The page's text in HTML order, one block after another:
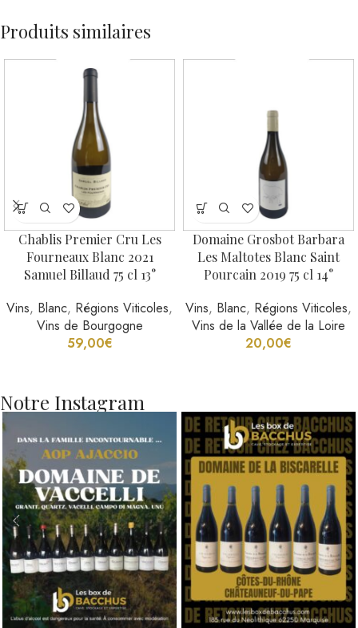
Produits similaires
Chablis Premier Cru Les
Fourneaux Blanc 2021
Samuel Billaud 75 cl 13°
Vins, Blanc, Régions Viticoles,
Vins de Bourgogne
59,00€
Domaine Grosbot Barbara
Les Maltotes Blanc Saint
Pourcain 2019 75 cl 14°
Vins, Blanc, Régions Viticoles,
Vins de la Vallée de la Loire
20,00€
Notre Instagram